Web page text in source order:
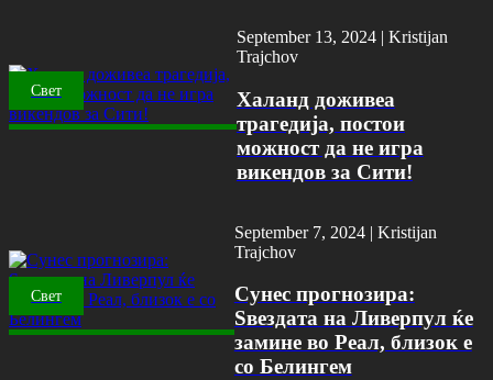
Свет
September 13, 2024 | Kristijan
Trajchov
Халанд доживеа
трагедија, постои
можност да не игра
викендов за Сити!
Свет
September 7, 2024 | Kristijan
Trajchov
Сунес прогнозира:
Ѕвездата на Ливерпул ќе
замине во Реал, близок е
со Белингем